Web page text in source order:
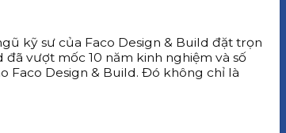
kỹ sư của Faco Design & Build đặt trọn
vượt mốc 10 năm kinh nghiệm và số
Faco Design & Build. Đó không chỉ là